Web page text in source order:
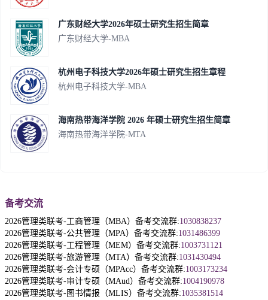
广东财经大学2026年硕士研究生招生简章
广东财经大学-MBA
杭州电子科技大学2026年硕士研究生招生章程
杭州电子科技大学-MBA
海南热带海洋学院 2026 年硕士研究生招生简章
海南热带海洋学院-MTA
备考交流
2026管理类联考-工商管理（MBA）备考交流群:1030838237
2026管理类联考-公共管理（MPA）备考交流群:1031486399
2026管理类联考-工程管理（MEM）备考交流群:1003731121
2026管理类联考-旅游管理（MTA）备考交流群:1031430494
2026管理类联考-会计专硕（MPAcc）备考交流群:1003173234
2026管理类联考-审计专硕（MAud）备考交流群:1004190978
2026管理类联考-图书情报（MLIS）备考交流群:1035381514